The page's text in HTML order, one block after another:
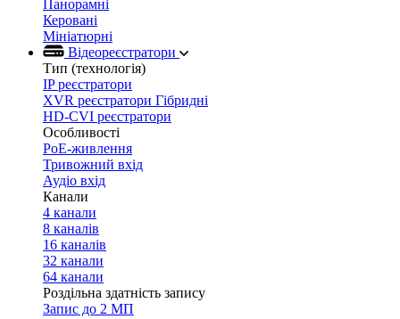
Панорамні
Керовані
Мініатюрні
Відеореєстратори
Тип (технологія)
IP реєстратори
XVR реєстратори Гібридні
HD-CVI реєстратори
Особливості
PoE-живлення
Тривожний вхід
Аудіо вхід
Канали
4 канали
8 каналів
16 каналів
32 канали
64 канали
Роздільна здатність запису
Запис до 2 МП